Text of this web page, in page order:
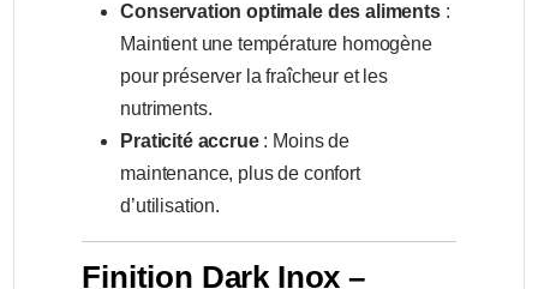
Conservation optimale des aliments:
Maintient une température homogène
pour préserver la fraîcheur et les
nutriments.
Praticité accrue: Moins de
maintenance, plus de confort
d’utilisation.
Finition Dark Inox –